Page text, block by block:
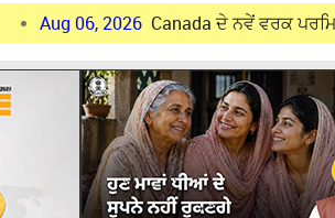
2026 Canada ਦੇ ਨਵੇਂ ਵਰਕ ਪਰਮਿਟ ਨਿਯਮਾਂ